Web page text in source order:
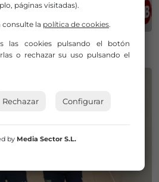
Urrejola, pregonera y
2026 en Bilbao
páginas visitadas).
consulte la política de cookies.
las cookies pulsando el botón
o rechazar su uso pulsando el
Rechazar Configurar
by Media Sector S.L.